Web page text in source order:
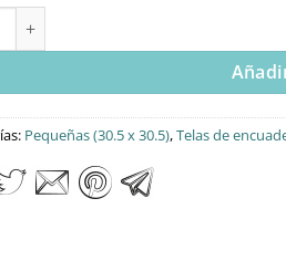
Scrapbooking – Rayas de colores
Pequeñas (30.5 x 30.5),Telas de